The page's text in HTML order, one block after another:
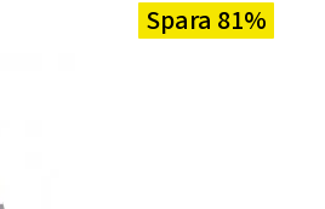
Spara 81%